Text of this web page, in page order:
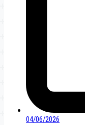
04/06/2026